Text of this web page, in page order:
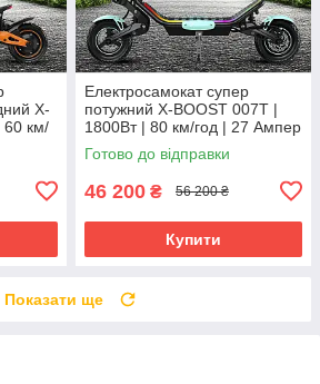
X-
60 км/
10
Електросамокат супер
потужний X-BOOST 007T |
1800Вт | 80 км/год | 27 Ампер
| колеса 12 дюймів | для
дітей і дорослих
Готово до відправки
46 200 ₴ 56 200 ₴
Купити
Показати ще